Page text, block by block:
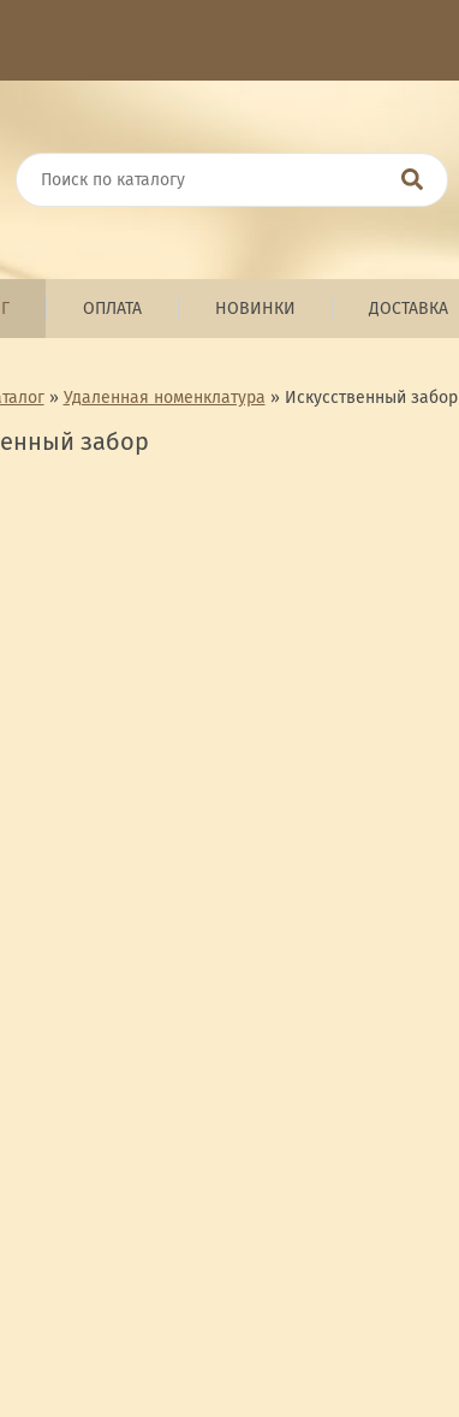
ОПЛАТА НОВИНКИ ДОСТАВКА
» Удаленная номенклатура » Искусственный забор
забор